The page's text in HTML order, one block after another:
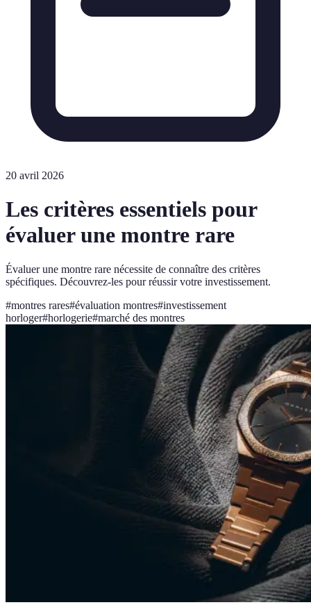
20 avril 2026
Les critères essentiels pour
évaluer une montre rare
Évaluer une montre rare nécessite de connaître des critères
spécifiques. Découvrez-les pour réussir votre investissement.
#montres rares#évaluation montres#investissement
horloger#horlogerie#marché des montres